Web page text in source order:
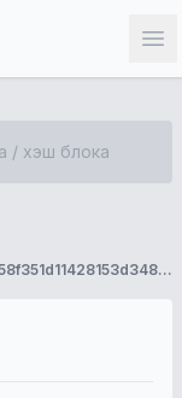
cfa1c15958a101e9e509458b9aa674ec7899fec258f351d11428153d3485a49c